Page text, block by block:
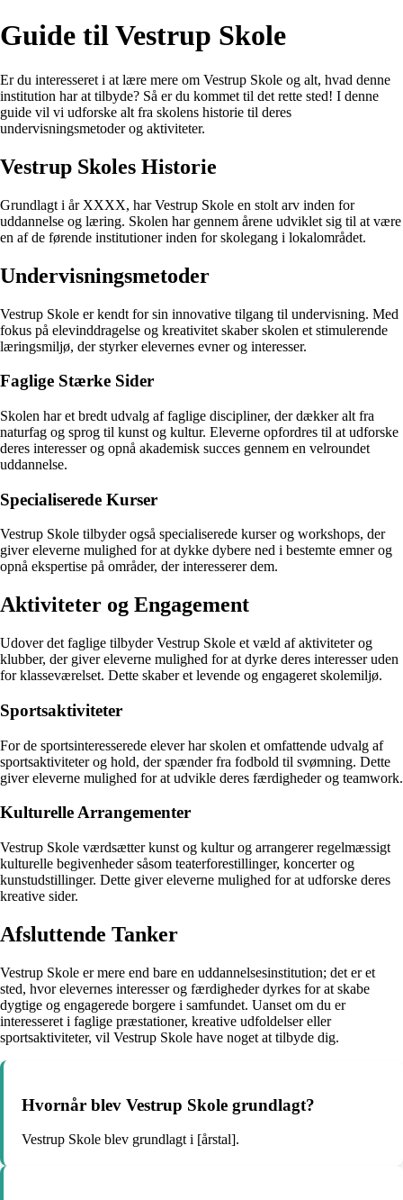
Guide til Vestrup Skole
Er du interesseret i at lære mere om Vestrup Skole og alt, hvad denne
institution har at tilbyde? Så er du kommet til det rette sted! I denne
guide vil vi udforske alt fra skolens historie til deres
undervisningsmetoder og aktiviteter.
Vestrup Skoles Historie
Grundlagt i år XXXX, har Vestrup Skole en stolt arv inden for
uddannelse og læring. Skolen har gennem årene udviklet sig til at være
en af de førende institutioner inden for skolegang i lokalområdet.
Undervisningsmetoder
Vestrup Skole er kendt for sin innovative tilgang til undervisning. Med
fokus på elevinddragelse og kreativitet skaber skolen et stimulerende
læringsmiljø, der styrker elevernes evner og interesser.
Faglige Stærke Sider
Skolen har et bredt udvalg af faglige discipliner, der dækker alt fra
naturfag og sprog til kunst og kultur. Eleverne opfordres til at udforske
deres interesser og opnå akademisk succes gennem en velroundet
uddannelse.
Specialiserede Kurser
Vestrup Skole tilbyder også specialiserede kurser og workshops, der
giver eleverne mulighed for at dykke dybere ned i bestemte emner og
opnå ekspertise på områder, der interesserer dem.
Aktiviteter og Engagement
Udover det faglige tilbyder Vestrup Skole et væld af aktiviteter og
klubber, der giver eleverne mulighed for at dyrke deres interesser uden
for klasseværelset. Dette skaber et levende og engageret skolemiljø.
Sportsaktiviteter
For de sportsinteresserede elever har skolen et omfattende udvalg af
sportsaktiviteter og hold, der spænder fra fodbold til svømning. Dette
giver eleverne mulighed for at udvikle deres færdigheder og teamwork.
Kulturelle Arrangementer
Vestrup Skole værdsætter kunst og kultur og arrangerer regelmæssigt
kulturelle begivenheder såsom teaterforestillinger, koncerter og
kunstudstillinger. Dette giver eleverne mulighed for at udforske deres
kreative sider.
Afsluttende Tanker
Vestrup Skole er mere end bare en uddannelsesinstitution; det er et
sted, hvor elevernes interesser og færdigheder dyrkes for at skabe
dygtige og engagerede borgere i samfundet. Uanset om du er
interesseret i faglige præstationer, kreative udfoldelser eller
sportsaktiviteter, vil Vestrup Skole have noget at tilbyde dig.
Hvornår blev Vestrup Skole grundlagt?
Vestrup Skole blev grundlagt i [årstal].